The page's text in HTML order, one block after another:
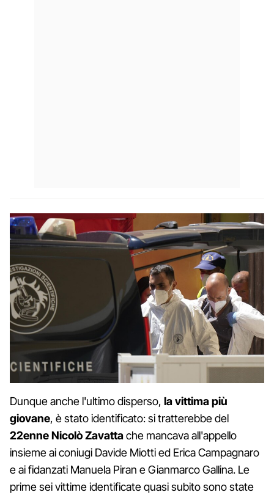
Dunque anche l'ultimo disperso, la vittima più
giovane, è stato identificato: si tratterebbe del
22enne Nicolò Zavattache mancava all'appello
insieme ai coniugi Davide Miotti ed Erica Campagnaro
e ai fidanzati Manuela Piran e Gianmarco Gallina. Le
prime sei vittime identificate quasi subito sono state